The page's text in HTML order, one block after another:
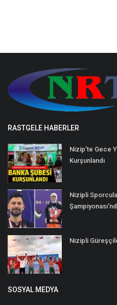
RASTGELE HABERLER
Nizip’te Gece
Kurşunlandı
Nizipli
Nizipli
SOSYAL MEDYA